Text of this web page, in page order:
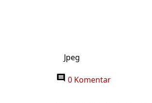
Jpeg
0 Komentar